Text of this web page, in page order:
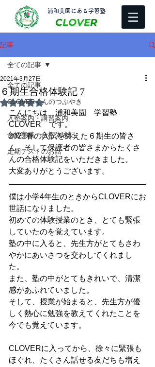
​浦和美園にある学習塾
CLOVER
記事
全ての記事
CLOVERくんのつぶやき
入塾案内・講習案内
合格実績・合格体験記
定期テストのお話
全ての記事
６期生合格体験記 7
2021年3月27日
5つ星のうちNaNと評価されています。
こんにちは　浦和美園　学習塾
CLOVER　です。
2021春の入試を終えた６期生の皆さ
ん、そして保護者の皆さまからたくさ
んの合格体験記をいただきました。
大変ありがとうございます。
僕は小学4年生のときからCLOVERにお
世話になりました。
初めての体験授業のとき、とても緊張
していたのを覚えています。
塾の中に入ると、先生方がとてもさわ
やかにあいさつを交わしてくれまし
た。
また、塾の中がとてもきれいで、清潔
感があふれていました。
そして、授業が始まると、先生方が優
しく熱心に勉強を教えてくれたことを
今でも覚えています。
CLOVERに入ってから、徐々に緊張も
ほぐれ、たくさん話せる友だちも増え